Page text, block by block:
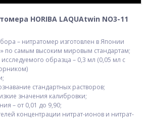
HORIBA LAQUAtwin NO3-11
– нитратомер изготовлен в Японии
по самым высоким мировым стандартам;
образца – 0,3 мл (0,05 мл с
стандартных растворов;
значения калибровки;
– от 0,01 до 9,90;
концентрации нитрат-ионов и нитрат-